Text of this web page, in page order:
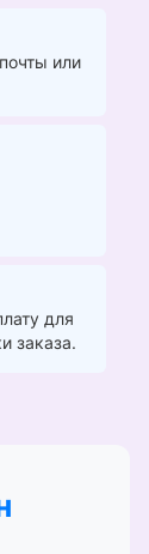
или
для
заказа.